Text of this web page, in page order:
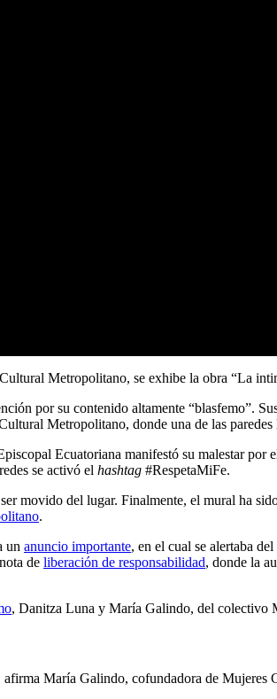
Metropolitano, se exhibe la obra “La
por su contenido altamente “blasfemo”.
Metropolitano, donde una de las
Ecuatoriana manifestó su malestar por
se activó el hashtag #RespetaMiFe.
movido del lugar. Finalmente, el mural ha
.
un anuncio importante, en el cual se alertaba
de liberación de responsabilidad, donde la
, Danitza Luna y María Galindo, del colectivo
María Galindo, cofundadora de Mujeres